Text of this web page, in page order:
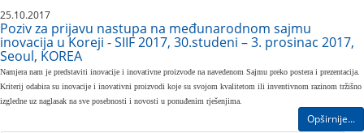
25.10.2017
Poziv za prijavu nastupa na međunarodnom sajmu
inovacija u Koreji - SIIF 2017, 30.studeni – 3. prosinac 2017,
Seoul, KOREA
Namjera nam je predstaviti inovacije i inovativne proizvode na navedenom Sajmu preko postera i prezentacija.
Kriterij odabira su inovacije i inovativni proizvodi koje su svojom kvalitetom ili inventivnom razinom tržišno
izgledne uz naglasak na sve posebnosti i novosti u ponuđenim rješenjima.
Opširnije...